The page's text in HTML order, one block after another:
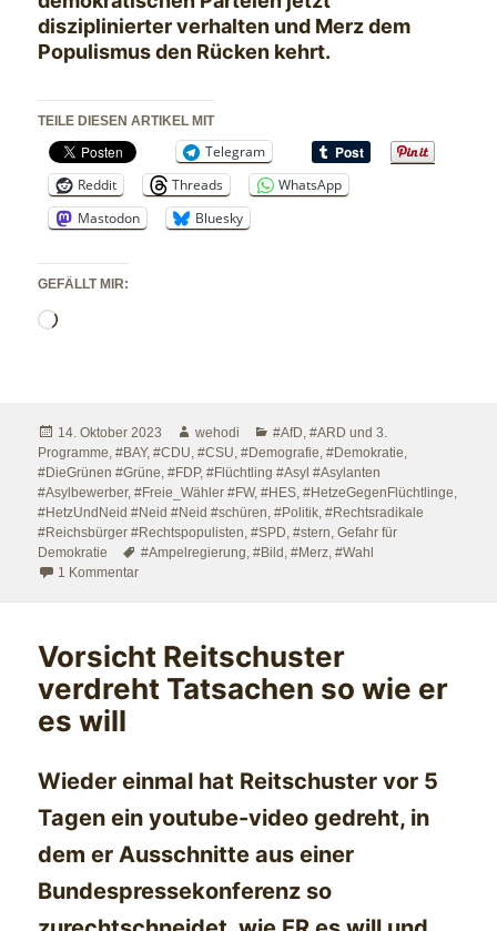
disziplinierter verhalten und Merz dem
Populismus den Rücken kehrt.
TEILE DIESEN ARTIKEL MIT
Telegram
Reddit
Threads
WhatsApp
Mastodon
Bluesky
GEFÄLLT MIR:
Wird
Veröffentlicht
am
14. Oktober 2023 Autor
wehodi Kategorien
#AfD ,#ARD und 3.
Programme ,#BAY,#CDU ,#CSU ,#Demografie ,#Demokratie
#DieGrünen #Grüne ,#FDP,#Flüchtling #Asyl #Asylanten
#Asylbewerber,#Freie_Wähler #FW,#HES ,#HetzeGegenFlüchtlinge
#HetzUndNeid #Neid #Neid #schüren ,#Politik ,#Rechtsradikale
#Reichsbürger #Rechtspopulisten ,#SPD ,#stern ,Gefahr für
Demokratie
Schlagwörter
#Ampelregierung ,#Bild ,#Merz ,#Wahl
1 Kommentarzu Wahlergebnisse und Wählerwanderung in Hessen und
Vorsicht Reitschuster
verdreht Tatsachen so wie er
es will
Wieder einmal hat Reitschuster vor 5
Tagen ein youtube-video gedreht, in
dem er Ausschnitte aus einer
Bundespressekonferenz so